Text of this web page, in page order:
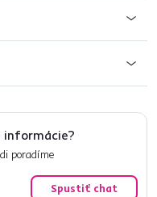
informácie?
poradíme
Spustiť chat